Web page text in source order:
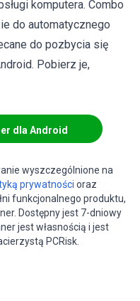
komputera. Combo
do automatycznego
do pozbycia się
Pobierz je,
dla Android
wyszczególnione na
prywatności oraz
funkcjonalnego produktu,
Dostępny jest 7-dniowy
jest własnością i jest
PCRisk.